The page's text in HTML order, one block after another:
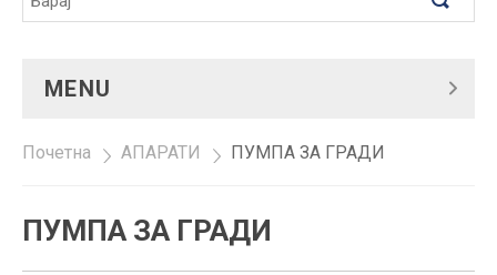
MENU
Почетна » АПАРАТИ » ПУМПА ЗА ГРАДИ
ПУМПА ЗА ГРАДИ